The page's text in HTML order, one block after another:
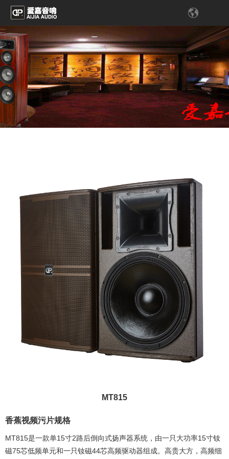
MT815
香蕉视频污片规格
MT815是一款单15寸2路后倒向式扬声器系统，由一只大功率15寸钕
磁75芯低频单元和一只钕磁44芯高频驱动器组成。高贵大方，高频细